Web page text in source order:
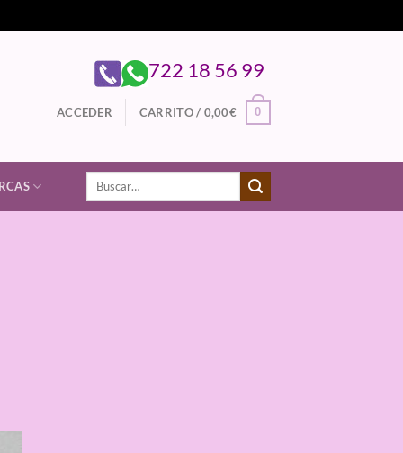
722 18 56 99
ACCEDER CARRITO / 0,00€ 0
Buscar